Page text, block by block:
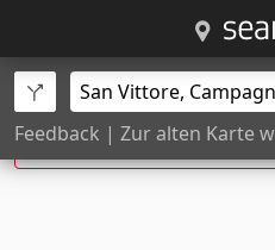
Feedback | Zur alten Karte
Exakte Hausnummer
wurde geschätzt.